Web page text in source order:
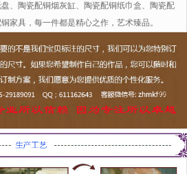
、陶瓷配铜烟灰缸、陶瓷配铜纸巾盒、陶瓷配
家具，每一件都是精心之作，艺术臻品。